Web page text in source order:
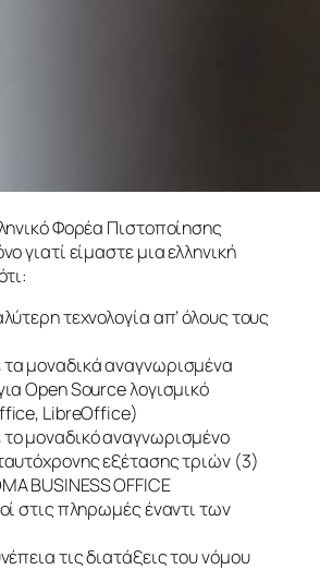
Φορέα Πιστοποίησης
γιατί είμαστε μια ελληνική
τεχνολογία απ’ όλους τους
μοναδικά αναγνωρισμένα
Open Source λογισμικό
LibreOffice)
μοναδικό αναγνωρισμένο
εξέτασης τριών (3)
BUSINESS OFFICE
στις πληρωμές έναντι των
τις διατάξεις του νόμου